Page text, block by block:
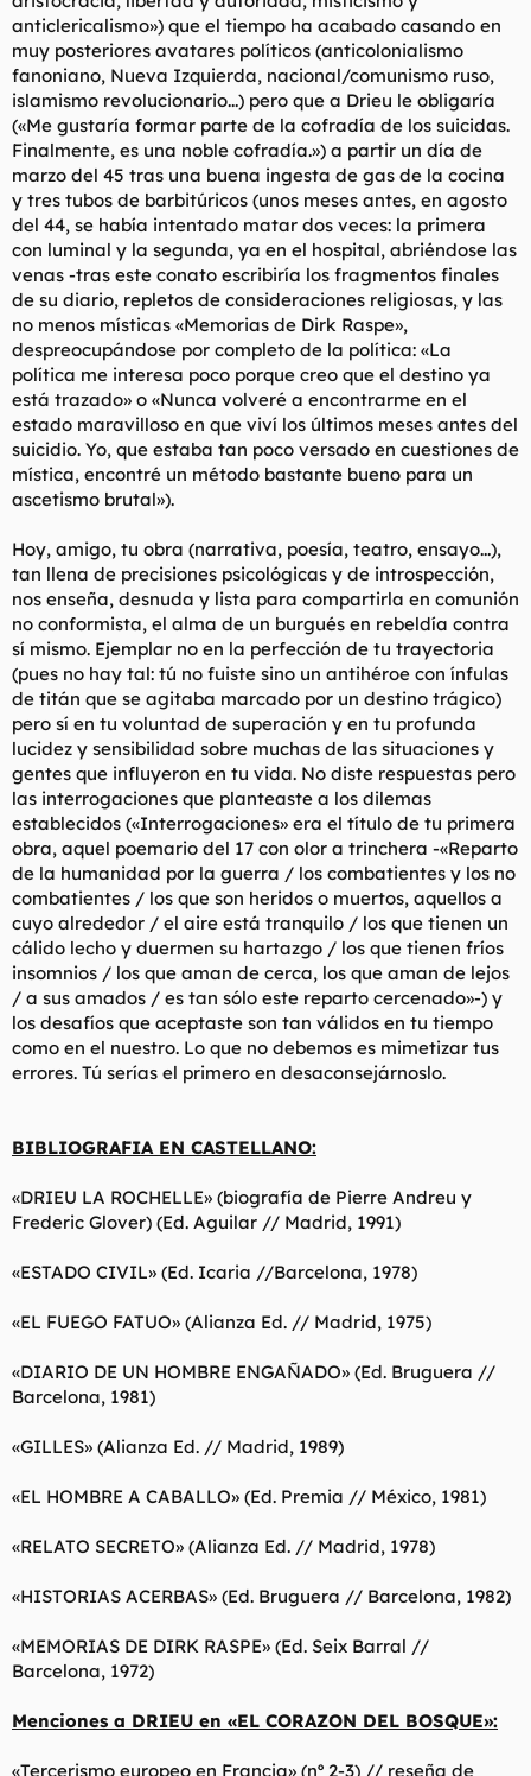
anticlericalismo») que el tiempo ha acabado casando en
muy posteriores avatares políticos (anticolonialismo
fanoniano, Nueva Izquierda, nacional/comunismo ruso,
islamismo revolucionario...) pero que a Drieu le obligaría
(«Me gustaría formar parte de la cofradía de los suicidas.
Finalmente, es una noble cofradía.») a partir un día de
marzo del 45 tras una buena ingesta de gas de la cocina
y tres tubos de barbitúricos (unos meses antes, en agosto
del 44, se había intentado matar dos veces: la primera
con luminal y la segunda, ya en el hospital, abriéndose las
venas -tras este conato escribiría los fragmentos finales
de su diario, repletos de consideraciones religiosas, y las
no menos místicas «Memorias de Dirk Raspe»,
despreocupándose por completo de la política: «La
política me interesa poco porque creo que el destino ya
está trazado» o «Nunca volveré a encontrarme en el
estado maravilloso en que viví los últimos meses antes del
suicidio. Yo, que estaba tan poco versado en cuestiones de
mística, encontré un método bastante bueno para un
ascetismo brutal»).
Hoy, amigo, tu obra (narrativa, poesía, teatro, ensayo...),
tan llena de precisiones psicológicas y de introspección,
nos enseña, desnuda y lista para compartirla en comunión
no conformista, el alma de un burgués en rebeldía contra
sí mismo. Ejemplar no en la perfección de tu trayectoria
(pues no hay tal: tú no fuiste sino un antihéroe con ínfulas
de titán que se agitaba marcado por un destino trágico)
pero sí en tu voluntad de superación y en tu profunda
lucidez y sensibilidad sobre muchas de las situaciones y
gentes que influyeron en tu vida. No diste respuestas pero
las interrogaciones que planteaste a los dilemas
establecidos («Interrogaciones» era el título de tu primera
obra, aquel poemario del 17 con olor a trinchera -«Reparto
de la humanidad por la guerra / los combatientes y los no
combatientes / los que son heridos o muertos, aquellos a
cuyo alrededor / el aire está tranquilo / los que tienen un
cálido lecho y duermen su hartazgo / los que tienen fríos
insomnios / los que aman de cerca, los que aman de lejos
/ a sus amados / es tan sólo este reparto cercenado»-) y
los desafíos que aceptaste son tan válidos en tu tiempo
como en el nuestro. Lo que no debemos es mimetizar tus
errores. Tú serías el primero en desaconsejárnoslo.
BIBLIOGRAFIA EN CASTELLANO:
«DRIEU LA ROCHELLE» (biografía de Pierre Andreu y
Frederic Glover) (Ed. Aguilar // Madrid, 1991)
«ESTADO CIVIL» (Ed. Icaria //Barcelona, 1978)
«EL FUEGO FATUO» (Alianza Ed. // Madrid, 1975)
«DIARIO DE UN HOMBRE ENGAÑADO» (Ed. Bruguera //
Barcelona, 1981)
«GILLES» (Alianza Ed. // Madrid, 1989)
«EL HOMBRE A CABALLO» (Ed. Premia // México, 1981)
«RELATO SECRETO» (Alianza Ed. // Madrid, 1978)
«HISTORIAS ACERBAS» (Ed. Bruguera // Barcelona, 1982)
«MEMORIAS DE DIRK RASPE» (Ed. Seix Barral //
Barcelona, 1972)
Menciones a DRIEU en «EL CORAZON DEL BOSQUE»:
«Tercerismo europeo en Francia» (nº 2-3) // reseña de